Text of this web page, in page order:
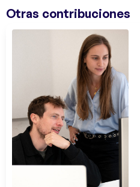
Otras contribuciones